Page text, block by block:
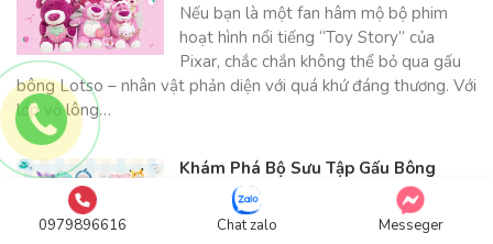
Nếu bạn là một fan hâm mộ bộ phim
hoạt hình nổi tiếng “Toy Story” của
Pixar, chắc chắn không thể bỏ qua gấu
bông Lotso – nhân vật phản diện với quá khứ đáng thương. Với
lớp vỏ lông…
Khám Phá Bộ Sưu Tập Gấu Bông
Lena Đáng Yêu
Nếu bạn là fan của những chú gấu bông
0979896616 Chat zalo Messeger